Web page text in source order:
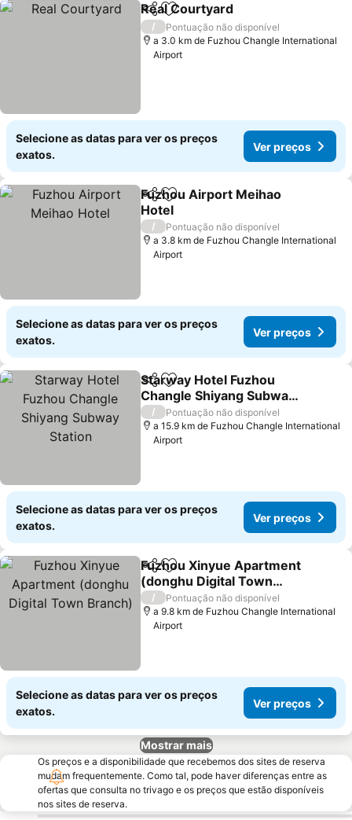
PartilharAdicionar aos favoritos
Real Courtyard
/
Pontuação não disponível
a 3.0 km de Fuzhou Changle International
Airport
Selecione as datas para ver os preços
exatos.
Ver preços
PartilharAdicionar aos favoritos
Fuzhou Airport Meihao
Hotel
Ver preços
/
Pontuação não disponível
a 3.8 km de Fuzhou Changle International
Airport
Selecione as datas para ver os preços
exatos.
Ver preços
PartilharAdicionar aos favoritos
Starway Hotel Fuzhou
Changle Shiyang Subway
Station
Ver preços
/
Pontuação não disponível
a 15.9 km de Fuzhou Changle International
Airport
Selecione as datas para ver os preços
exatos.
Ver preços
PartilharAdicionar aos favoritos
Fuzhou Xinyue Apartment
(donghu Digital Town
Branch)
Ver preços
/
Pontuação não disponível
a 9.8 km de Fuzhou Changle International
Airport
Selecione as datas para ver os preços
exatos.
Ver preços
Mostrar mais
Os preços e a disponibilidade que recebemos dos sites de reserva
mudam frequentemente. Como tal, pode haver diferenças entre as
ofertas que consulta no trivago e os preços que estão disponíveis
nos sites de reserva.